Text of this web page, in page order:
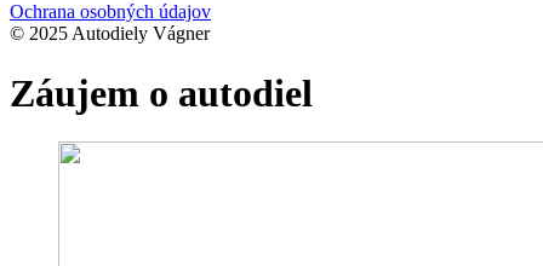
Ochrana osobných údajov
© 2025 Autodiely Vágner
Záujem o autodiel